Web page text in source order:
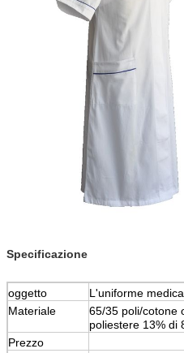
Specificazione
oggetto
L'uniforme
Materiale
65/35 poli/cotone
poliestere 13% di
Prezzo